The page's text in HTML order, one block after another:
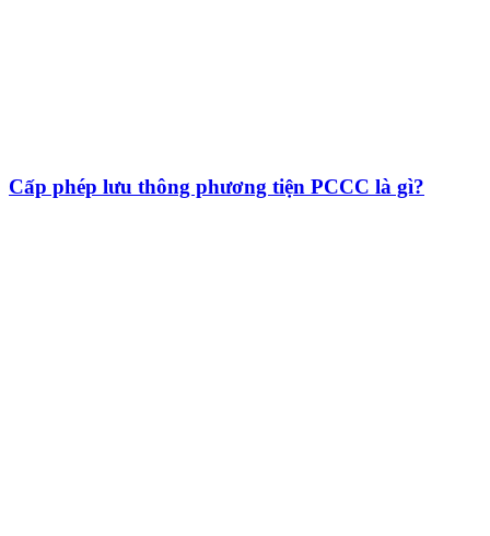
Cấp phép lưu thông phương tiện PCCC là gì?